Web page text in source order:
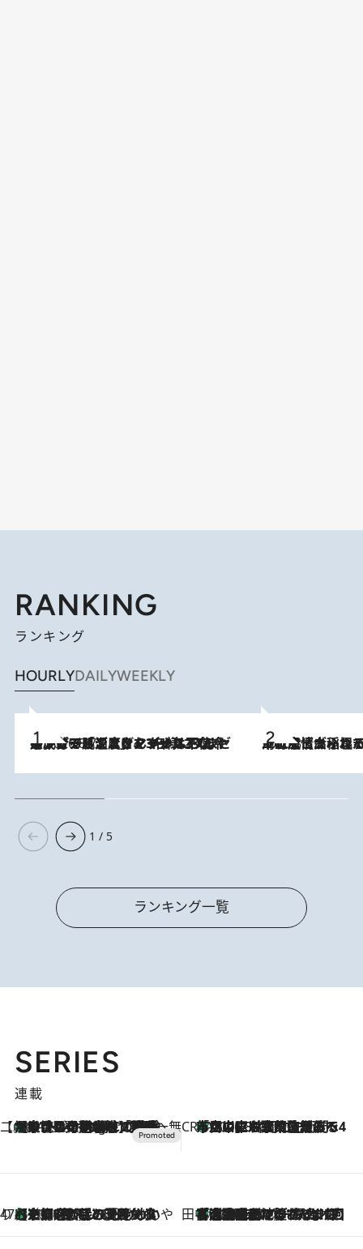
RANKING
ランキング
HOURLYDAILYWEEKLY
2026.8.7
メントールやエタノールは不使用。ピジョンより、マイルドな冷感成分で肌温度をマイナス3℃まで下げる「ごきげんクール ひんやりアクアミスト」を3名様にプレゼント 2026.8.5
下町風情あふれる台北屈指の人気エリア・大稲埕でセンスのいい台湾土産《ヴ
1 / 5
ランキング一覧
SERIES
連載
【CREA×星野リゾート】唯一無二。癒しと発見が待つ場所へ
11 Hours Ago
【トンボの足水浴】ヒノキの香りに包まれて涼感マックス！約13℃の湧水かけ流しを避暑地「星野温泉 トンボの湯」で体験 CREA'S CHOICE
2026.8.7
「立川にも歌舞伎があるんだよ」 片岡仁左衛門・市川中車ら豪華座組みで4年目の立川立飛歌舞伎へ
47都道府県の手みやげ ひんやりスイーツで夏を満喫
2026.8.7
【京都府】この夏絶対食べたい 冷やしておいしいおやつ3選 ひと口目から心を掴む新緑のテリーヌ 田中稲の勝手に再ブーム
2026.8.7
「湘南乃風に憧れて」観客大盛上がりの“タオル回し”に、ラッパー顔負けの高速歌唱まで…さだまさし（74）のアグレッシブすぎる現在地